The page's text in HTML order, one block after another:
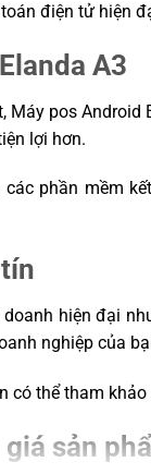
điện tử hiện
A3
pos
lợi hơn.
phần mềm
hiện đại
nghiệp của
có thể tham
sản